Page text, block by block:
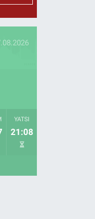
YATSI
21:08